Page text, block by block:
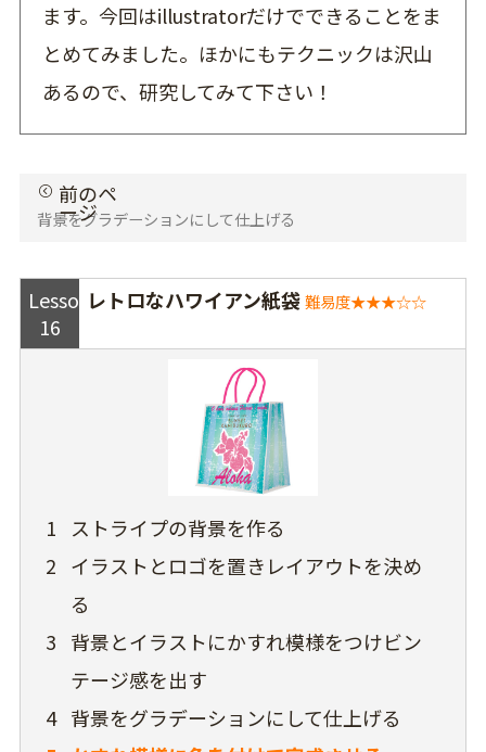
ます。今回はillustratorだけでできることをま
とめてみました。ほかにもテクニックは沢山
あるので、研究してみて下さい！
背景をグラデーションにして仕上げる
Lesson
16
レトロなハワイアン紙袋難易度★★★☆☆
1
ストライプの背景を作る
2 イラストとロゴを置きレイアウトを決め
る
3 背景とイラストにかすれ模様をつけビン
テージ感を出す
4 背景をグラデーションにして仕上げる